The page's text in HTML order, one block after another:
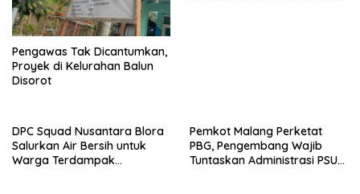
Pengawas Tak Dicantumkan,
Proyek di Kelurahan Balun
Disorot
DPC Squad Nusantara Blora
Salurkan Air Bersih untuk
Warga Terdampak
Pemkot Malang Perketat
PBG, Pengembang Wajib
Tuntaskan Administrasi PSU